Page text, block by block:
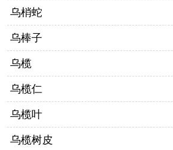
乌梢蛇
乌棒子
乌榄
乌榄仁
乌榄叶
乌榄树皮